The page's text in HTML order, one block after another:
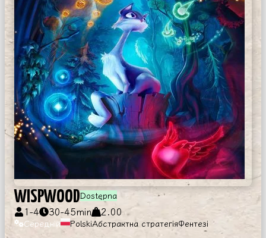
WISPWOODDostępna
1-4 30-45min 2.00
Середній PolskiАбстрактна стратегіяФентезі